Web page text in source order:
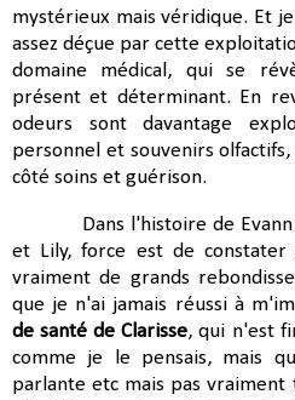
mystérieux mais véridique. Et
assez déçue par cette
domaine médical, qui se
présent et déterminant. En
odeurs sont davantage
personnel et souvenirs
côté soins et guérison.
Dans l'histoire de
et Lily, force est de
vraiment de grands
que je n'ai jamais réussi à
de santé de Clarisse, qui n'est
comme je le pensais, mais
parlante etc mais pas